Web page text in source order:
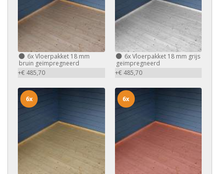
6xVloerpakket 18 mm
bruin geïmpregneerd
+€ 485,70
6xVloerpakket 18 mm grijs
geïmpregneerd
+€ 485,70
6x 6x